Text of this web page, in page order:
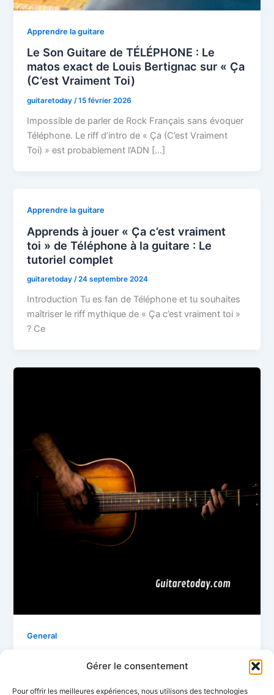
Gérer le consentement
Pour offrir les meilleures expériences, nous utilisons des technologies
Apprendre la guitare
Le Son Guitare de TÉLÉPHONE : Le
matos exact de Louis Bertignac sur « Ça
(C’est Vraiment Toi)
guitaretoday/15 février 2026
Impossible de parler de Rock Français sans évoquer
Téléphone. Le riff d’intro de « Ça (C’est Vraiment
Toi) » est probablement l’ADN […]
Apprendre la guitare
Apprends à jouer « Ça c’est vraiment
toi » de Téléphone à la guitare : Le
tutoriel complet
guitaretoday/24 septembre 2024
Introduction Tu es fan de Téléphone et tu souhaites
maîtriser le riff mythique de « Ça c’est vraiment toi »
? Ce
General